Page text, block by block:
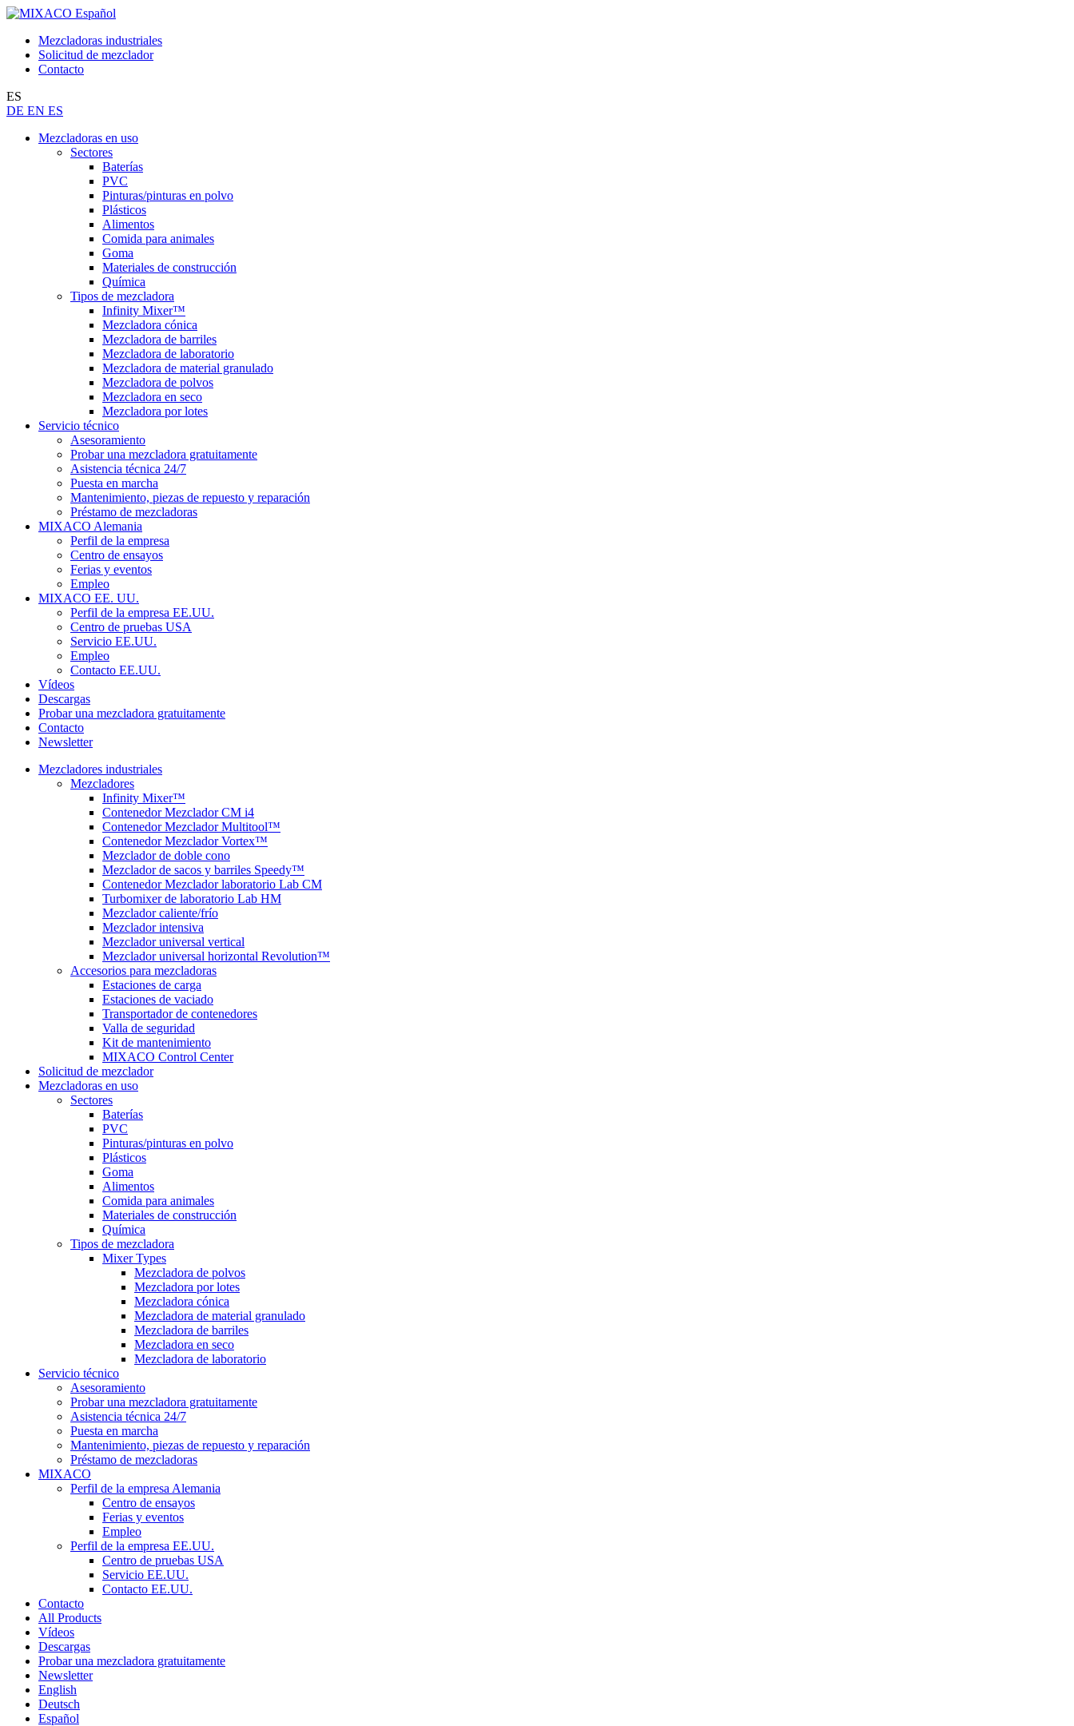
Mezcladoras industriales
Solicitud de mezclador
Contacto
ES
DE EN ES
Mezcladoras en uso
Sectores
Baterías
PVC
Pinturas/pinturas en polvo
Plásticos
Alimentos
Comida para animales
Goma
Materiales de construcción
Química
Tipos de mezcladora
Infinity Mixer™
Mezcladora cónica
Mezcladora de barriles
Mezcladora de laboratorio
Mezcladora de material granulado
Mezcladora de polvos
Mezcladora en seco
Mezcladora por lotes
Servicio técnico
Asesoramiento
Probar una mezcladora gratuitamente
Asistencia técnica 24/7
Puesta en marcha
Mantenimiento, piezas de repuesto y reparación
Préstamo de mezcladoras
MIXACO Alemania
Perfil de la empresa
Centro de ensayos
Ferias y eventos
Empleo
MIXACO EE. UU.
Perfil de la empresa EE.UU.
Centro de pruebas USA
Servicio EE.UU.
Empleo
Contacto EE.UU.
Vídeos
Descargas
Probar una mezcladora gratuitamente
Contacto
Newsletter
Mezcladores industriales
Mezcladores
Infinity Mixer™
Contenedor Mezclador CM i4
Contenedor Mezclador Multitool™
Contenedor Mezclador Vortex™
Mezclador de doble cono
Mezclador de sacos y barriles Speedy™
Contenedor Mezclador laboratorio Lab CM
Turbomixer de laboratorio Lab HM
Mezclador caliente/frío
Mezclador intensiva
Mezclador universal vertical
Mezclador universal horizontal Revolution™
Accesorios para mezcladoras
Estaciones de carga
Estaciones de vaciado
Transportador de contenedores
Valla de seguridad
Kit de mantenimiento
MIXACO Control Center
Solicitud de mezclador
Mezcladoras en uso
Sectores
Baterías
PVC
Pinturas/pinturas en polvo
Plásticos
Goma
Alimentos
Comida para animales
Materiales de construcción
Química
Tipos de mezcladora
Mixer Types
Mezcladora de polvos
Mezcladora por lotes
Mezcladora cónica
Mezcladora de material granulado
Mezcladora de barriles
Mezcladora en seco
Mezcladora de laboratorio
Servicio técnico
Asesoramiento
Probar una mezcladora gratuitamente
Asistencia técnica 24/7
Puesta en marcha
Mantenimiento, piezas de repuesto y reparación
Préstamo de mezcladoras
MIXACO
Perfil de la empresa Alemania
Centro de ensayos
Ferias y eventos
Empleo
Perfil de la empresa EE.UU.
Centro de pruebas USA
Servicio EE.UU.
Contacto EE.UU.
Contacto
All Products
Vídeos
Descargas
Probar una mezcladora gratuitamente
Newsletter
English
Deutsch
Español